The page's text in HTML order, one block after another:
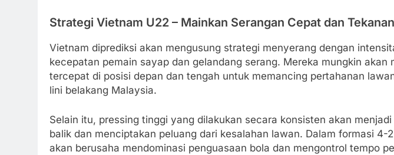
Strategi Vietnam U22 – Mainkan Serangan Cepat dan
Vietnam diprediksi akan mengusung strategi menyerang dengan
kecepatan pemain sayap dan gelandang serang. Mereka mungkin akan
tercepat di posisi depan dan tengah untuk memancing pertahanan
lini belakang Malaysia.
Selain itu, pressing tinggi yang dilakukan secara konsisten akan
balik dan menciptakan peluang dari kesalahan lawan. Dalam formasi
akan berusaha mendominasi penguasaan bola dan mengontrol tempo